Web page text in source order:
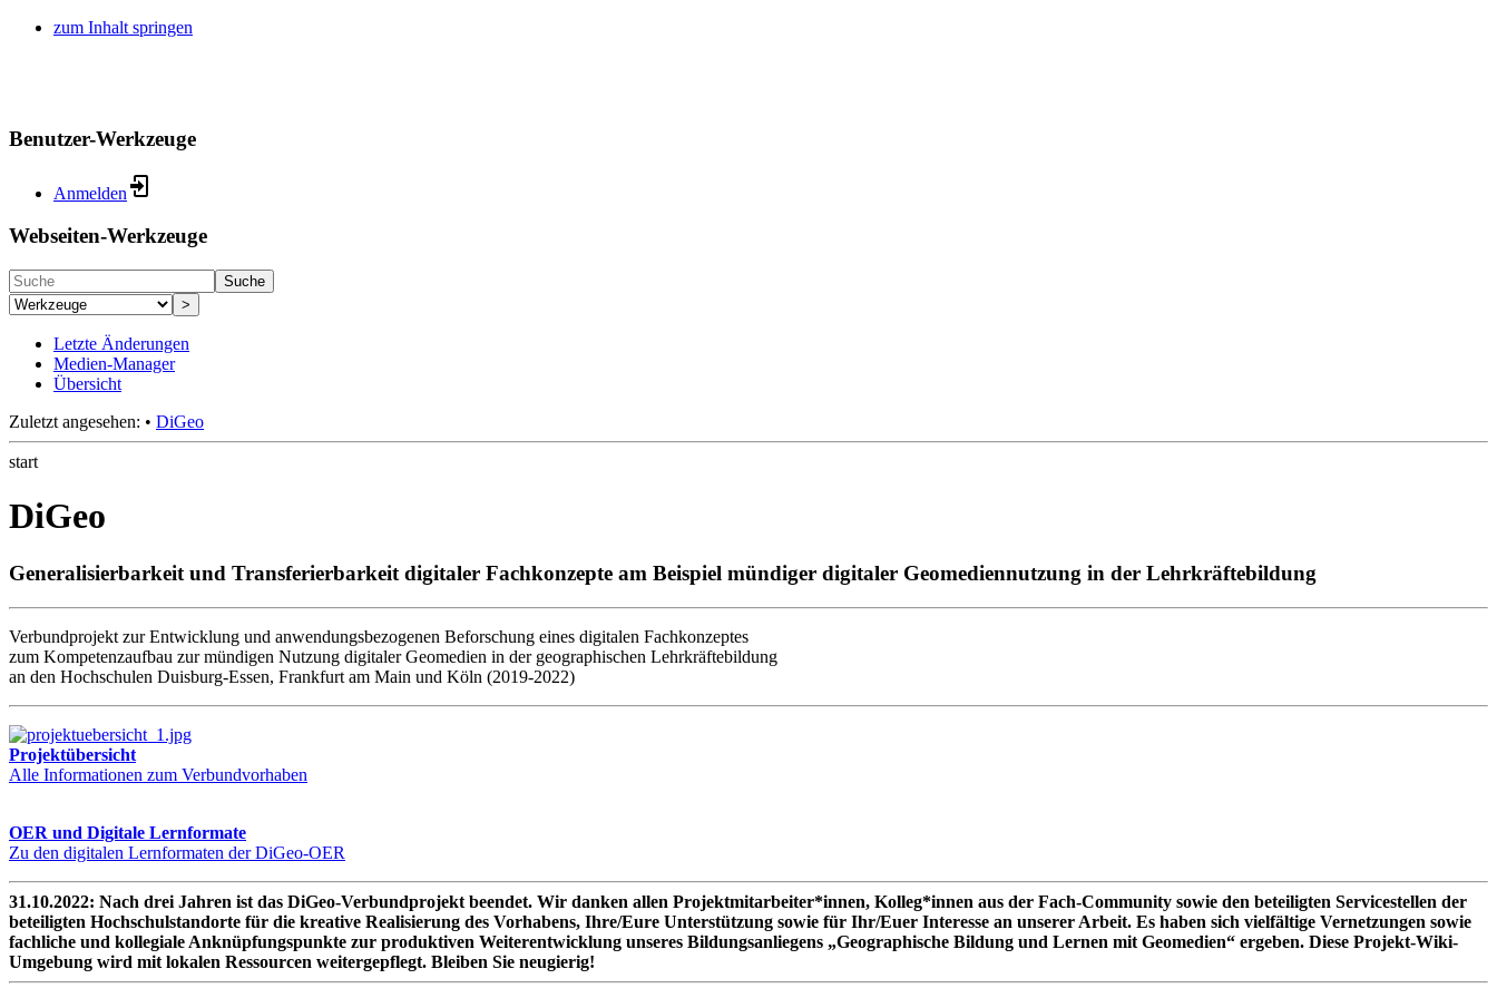
zum Inhalt springen
Benutzer-Werkzeuge
Anmelden
Webseiten-Werkzeuge
Suche
>
Letzte Änderungen
Medien-Manager
Übersicht
Zuletzt angesehen: • DiGeo
start
DiGeo
Generalisierbarkeit und Transferierbarkeit digitaler Fachkonzepte am Beispiel mündiger digitaler Geomediennutzung in der Lehrkräftebildung
Verbundprojekt zur Entwicklung und anwendungsbezogenen Beforschung eines digitalen Fachkonzeptes
zum Kompetenzaufbau zur mündigen Nutzung digitaler Geomedien in der geographischen Lehrkräftebildung
an den Hochschulen Duisburg-Essen, Frankfurt am Main und Köln (2019-2022)
Projektübersicht
Alle Informationen zum Verbundvorhaben
OER und Digitale Lernformate
Zu den digitalen Lernformaten der DiGeo-OER
31.10.2022: Nach drei Jahren ist das DiGeo-Verbundprojekt beendet. Wir danken allen Projektmitarbeiter*innen, Kolleg*innen aus der Fach-Community sowie den beteiligten Servicestellen der
beteiligten Hochschulstandorte für die kreative Realisierung des Vorhabens, Ihre/Eure Unterstützung sowie für Ihr/Euer Interesse an unserer Arbeit. Es haben sich vielfältige Vernetzungen sowie
fachliche und kollegiale Anknüpfungspunkte zur produktiven Weiterentwicklung unseres Bildungsanliegens „Geographische Bildung und Lernen mit Geomedien“ ergeben. Diese Projekt-Wiki-
Umgebung wird mit lokalen Ressourcen weitergepflegt. Bleiben Sie neugierig!